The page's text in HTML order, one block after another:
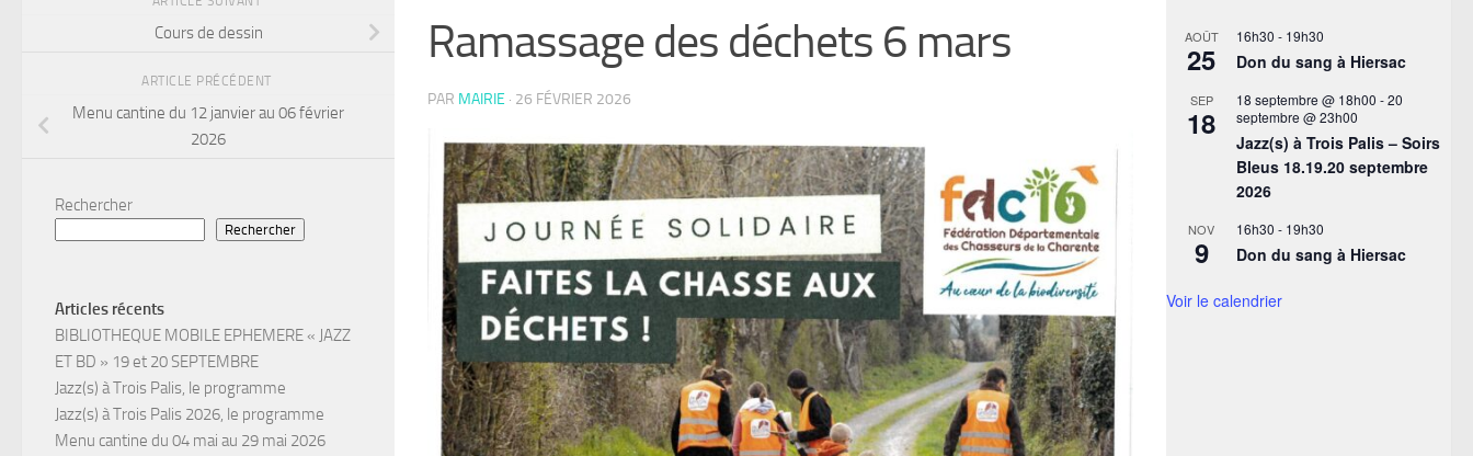
Ramassage des déchets 6 mars
PAR MAIRIE · 26 FÉVRIER 2026
Cours de dessin
ARTICLE PRÉCÉDENT
Menu cantine du 12 janvier au 06 février
2026
Rechercher
Rechercher
Articles récents
BIBLIOTHEQUE MOBILE EPHEMERE « JAZZ
ET BD » 19 et 20 SEPTEMBRE
Jazz(s) à Trois Palis, le programme
Jazz(s) à Trois Palis 2026, le programme
Menu cantine du 04 mai au 29 mai 2026
AOÛT
25
16h30 - 19h30
Don du sang à Hiersac
SEP
18
18 septembre @ 18h00 -20
septembre @ 23h00
Jazz(s) à Trois Palis – Soirs
Bleus 18.19.20 septembre
2026
NOV
9
16h30 - 19h30
Don du sang à Hiersac
Voir le calendrier